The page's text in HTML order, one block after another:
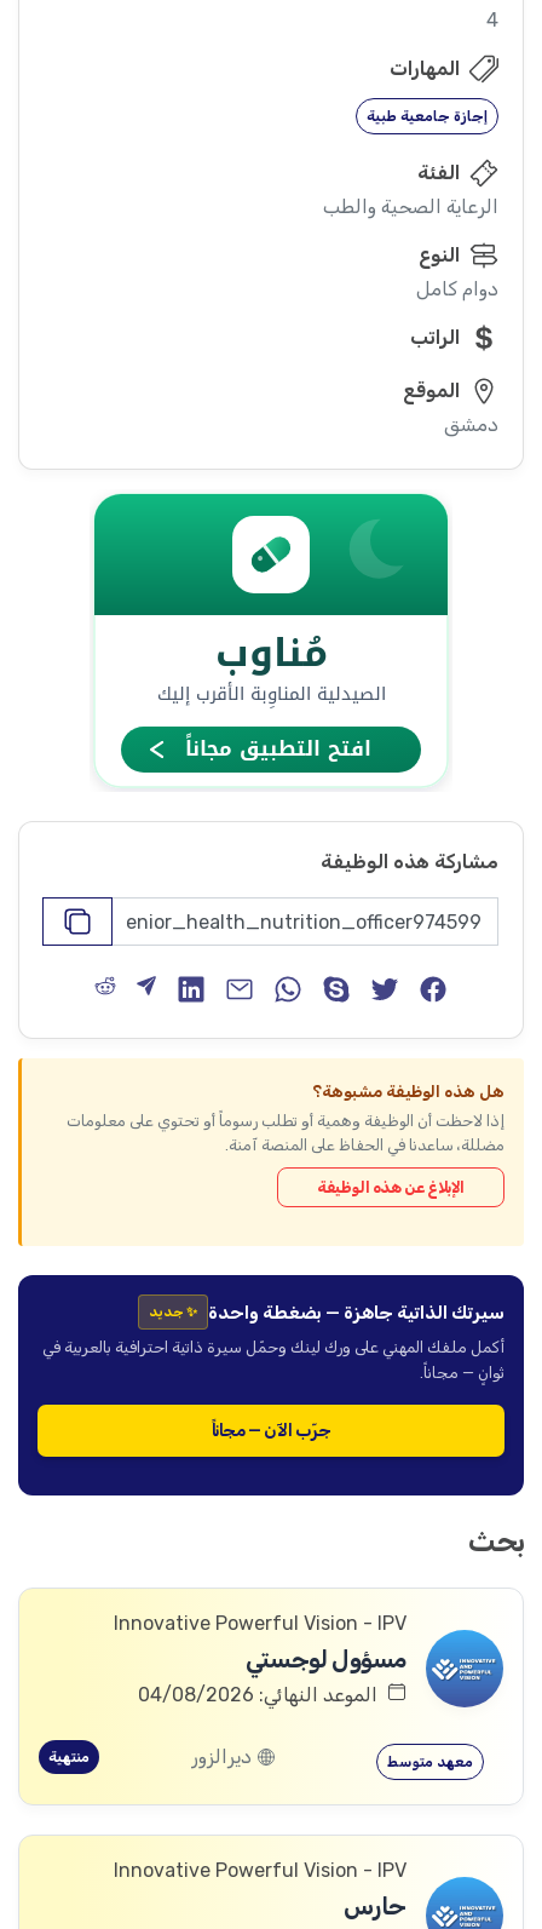
4
المهارات
إجازة جامعية طبية
الفئة
الرعاية الصحية والطب
النوع
دوام كامل
الراتب
الموقع
دمشق
مشاركة هذه الوظيفة
هل هذه الوظيفة مشبوهة؟
إذا لاحظت أن الوظيفة وهمية أو تطلب رسوماً أو تحتوي على معلومات
مضللة، ساعدنا في الحفاظ على المنصة آمنة.
الإبلاغ عن هذه الوظيفة
سيرتك الذاتية جاهزة — بضغطة واحدة ✨ جديد
أكمل ملفك المهني على ورك لينك وحمّل سيرة ذاتية احترافية بالعربية في
ثوانٍ — مجاناً.
جرّب الآن — مجاناً
بحث
Innovative Powerful Vision - IPV
مسؤول لوجستي
الموعد النهائي: 04/08/2026
معهد متوسط ديرالزور منتهية
Innovative Powerful Vision - IPV
حارس